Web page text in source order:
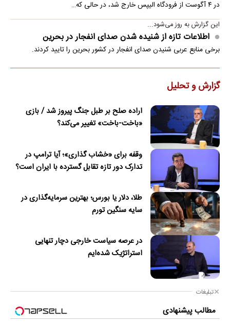
در ۴ آگوست از فرودگاه الیپس خارج شد، در حالی که…
این گزارش به روز می‌شود...
اطلاعات تازه از شنیده شدن صدای انفجار در بحرین
برخی منابع عربی شنیدن صدای انفجار در کشور بحرین را تایید کردند.
گزارش و تحلیل
اراده صلح بر طبل جنگ پیروز شد / بازی
«باخت-باخت» تغییر می‌کند؟
وقفه برای «خشاب گذاری»؛ آیا ترامپ در
تدارک دور تازه تقابل گسترده با ایران است؟
طلا، دلار یا بورس؛ بهترین سرمایه‌گذاری در
سایه سنگین تورم
در عرصه سیاست خارجی دچار تنهایی
استراتژیک شده‌ایم
تبلیغات
مطالب پیشنهادی